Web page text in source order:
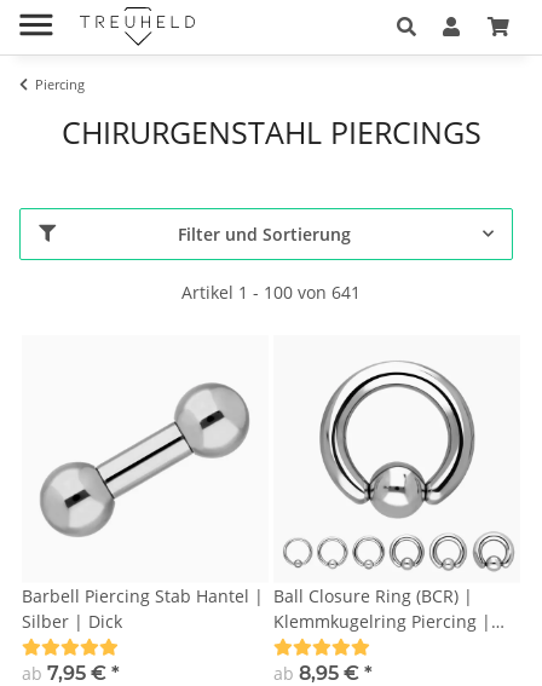
Piercing
CHIRURGENSTAHL PIERCINGS
Filter und Sortierung
Artikel 1 - 100 von 641
Barbell Piercing Stab Hantel |
Silber | Dick
ab 7,95 € *
Ball Closure Ring (BCR) |
Klemmkugelring Piercing |
Silber | 2mm – 6mm Dicke |
Chirurgenstahl
ab 8,95 € *